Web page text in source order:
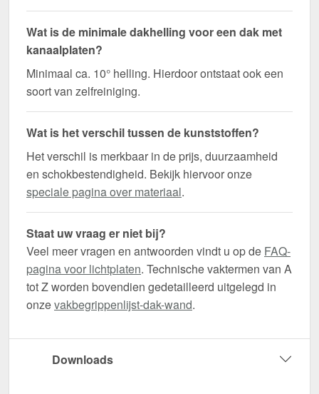
Wat is de minimale dakhelling voor een dak met
kanaalplaten?
Minimaal ca. 10° helling. Hierdoor ontstaat ook een
soort van zelfreiniging.
Wat is het verschil tussen de kunststoffen?
Het verschil is merkbaar in de prijs, duurzaamheid
en schokbestendigheid. Bekijk hiervoor onze
speciale pagina over materiaal.
Staat uw vraag er niet bij?
Veel meer vragen en antwoorden vindt u op de FAQ-
pagina voor lichtplaten. Technische vaktermen van A
tot Z worden bovendien gedetailleerd uitgelegd in
onzevakbegrippenlijst-dak-wand.
Downloads